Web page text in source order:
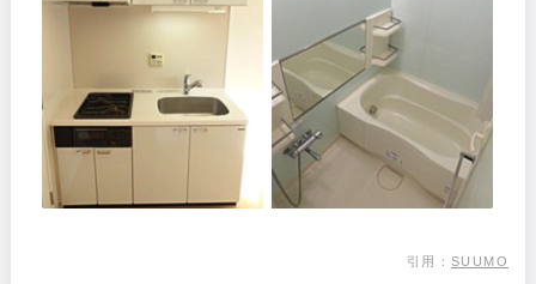
引用：SUUMO